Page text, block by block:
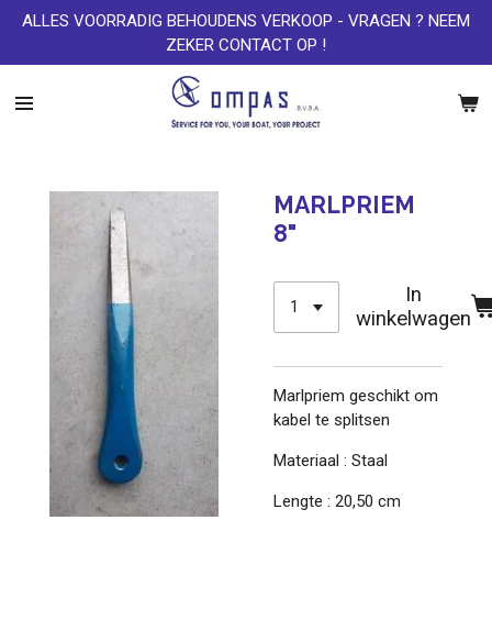
Ga
naar
de
ALLES VOORRADIG BEHOUDENS VERKOOP - VRAGEN ? NEEM
ZEKER CONTACT OP !
MARLPRIEM
8"
In
winkelwagen
Marlpriem geschikt om
kabel te splitsen
Materiaal : Staal
Lengte : 20,50 cm